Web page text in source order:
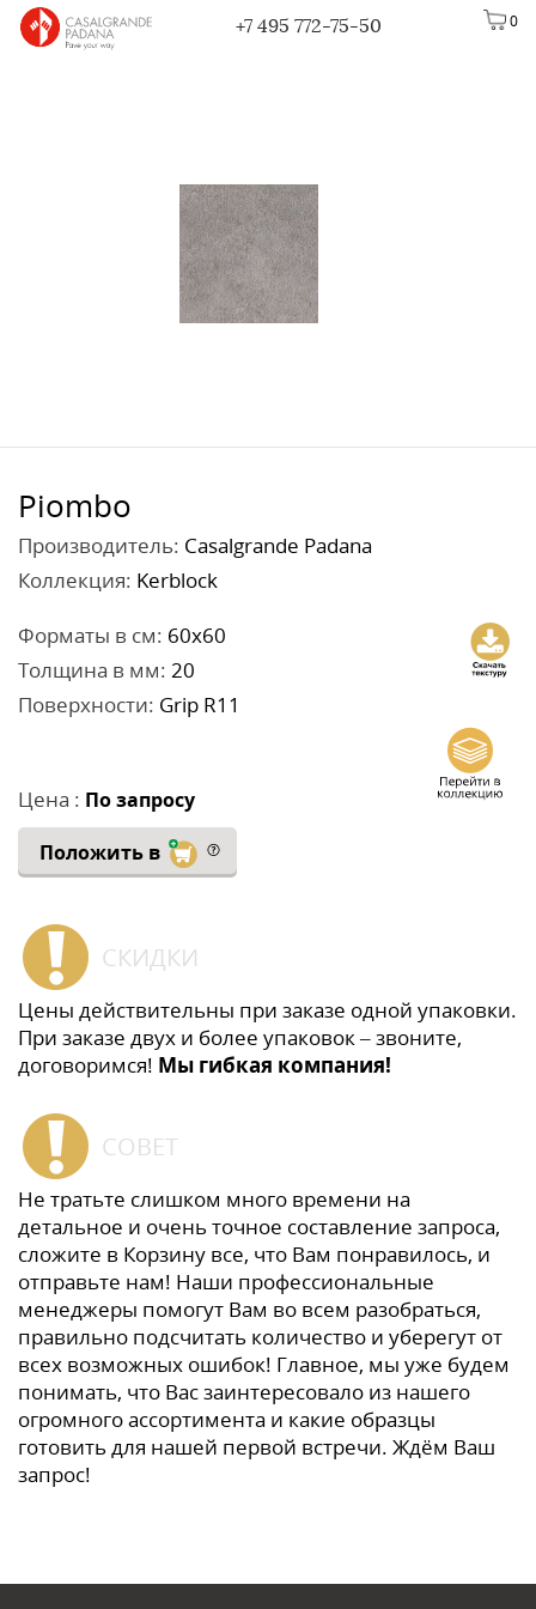
0
+7 495 772-75-50
Piombo
Производитель: Casalgrande Padana
Коллекция: Kerblock
Форматы в см: 60x60
Толщина в мм: 20
Поверхности: Grip R11
Цена : По запросу
Положить в
СКИДКИ
Цены действительны при заказе одной упаковки.
При заказе двух и более упаковок – звоните,
договоримся! Мы гибкая компания!
СОВЕТ
Не тратьте слишком много времени на
детальное и очень точное составление запроса,
сложите в Корзину все, что Вам понравилось, и
отправьте нам! Наши профессиональные
менеджеры помогут Вам во всем разобраться,
правильно подсчитать количество и уберегут от
всех возможных ошибок! Главное, мы уже будем
понимать, что Вас заинтересовало из нашего
огромного ассортимента и какие образцы
готовить для нашей первой встречи. Ждём Ваш
запрос!